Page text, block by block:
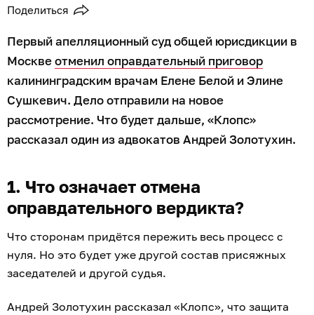
Поделиться
Первый апелляционный суд общей юрисдикции в
Москвеотменил оправдательный приговор
калининградским врачам Елене Белой и Элине
Сушкевич. Дело отправили на новое
рассмотрение. Что будет дальше, «Клопс»
рассказал один из адвокатов Андрей Золотухин.
1. Что означает отмена
оправдательного вердикта?
Что сторонам придётся пережить весь процесс с
нуля. Но это будет уже другой состав присяжных
заседателей и другой судья.
Андрей Золотухин рассказал «Клопс», что защита